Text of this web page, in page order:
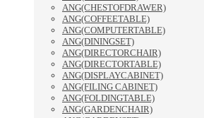
ANG(CHESTOFDRAWER)
ANG(COFFEETABLE)
ANG(COMPUTERTABLE)
ANG(DININGSET)
ANG(DIRECTORCHAIR)
ANG(DIRECTORTABLE)
ANG(DISPLAYCABINET)
ANG(FILING CABINET)
ANG(FOLDINGTABLE)
ANG(GARDENCHAIR)